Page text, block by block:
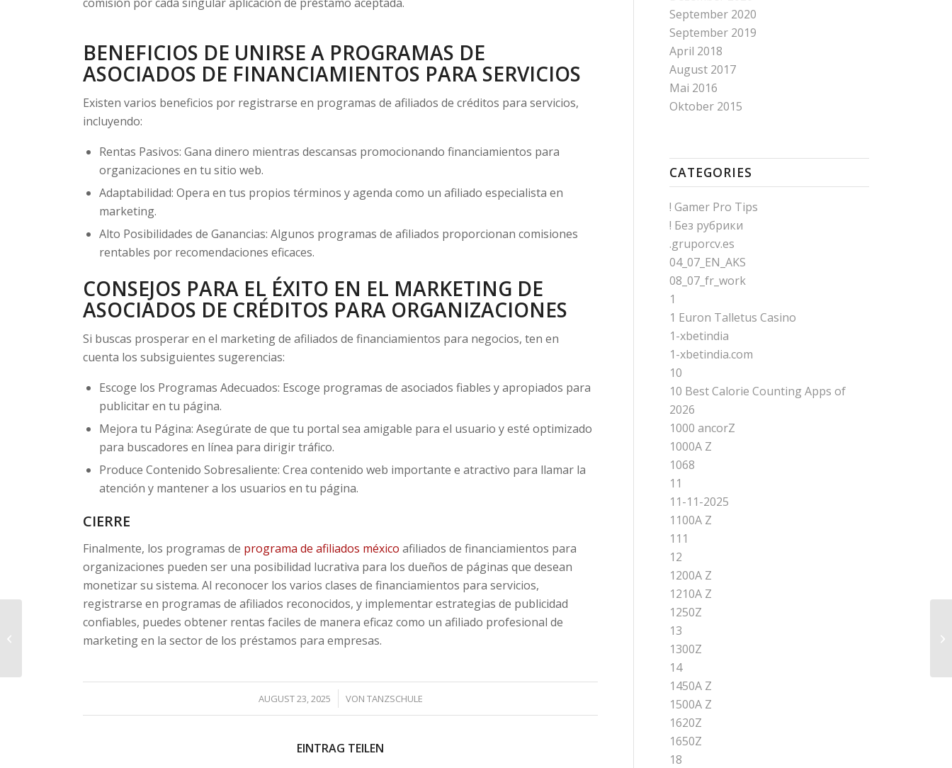
BENEFICIOS DE UNIRSE A PROGRAMAS DE
ASOCIADOS DE FINANCIAMIENTOS PARA SERVICIOS
Existen varios beneficios por registrarse en programas de afiliados de créditos para servicios,
incluyendo:
Rentas Pasivos: Gana dinero mientras descansas promocionando financiamientos para
organizaciones en tu sitio web.
Adaptabilidad: Opera en tus propios términos y agenda como un afiliado especialista en
marketing.
Alto Posibilidades de Ganancias: Algunos programas de afiliados proporcionan comisiones
rentables por recomendaciones eficaces.
CONSEJOS PARA EL ÉXITO EN EL MARKETING DE
ASOCIADOS DE CRÉDITOS PARA ORGANIZACIONES
Si buscas prosperar en el marketing de afiliados de financiamientos para negocios, ten en
cuenta los subsiguientes sugerencias:
Escoge los Programas Adecuados: Escoge programas de asociados fiables y apropiados para
publicitar en tu página.
Mejora tu Página: Asegúrate de que tu portal sea amigable para el usuario y esté optimizado
para buscadores en línea para dirigir tráfico.
Produce Contenido Sobresaliente: Crea contenido web importante e atractivo para llamar la
atención y mantener a los usuarios en tu página.
CIERRE
Finalmente, los programas de programa de afiliados méxico afiliados de financiamientos para
organizaciones pueden ser una posibilidad lucrativa para los dueños de páginas que desean
monetizar su sistema. Al reconocer los varios clases de financiamientos para servicios,
registrarse en programas de afiliados reconocidos, y implementar estrategias de publicidad
confiables, puedes obtener rentas faciles de manera eficaz como un afiliado profesional de
marketing en la sector de los préstamos para empresas.
AUGUST 23, 2025
/ VON TANZSCHULE
EINTRAG TEILEN
September 2020
September 2019
April 2018
August 2017
Mai 2016
Oktober 2015
CATEGORIES
! Gamer Pro Tips
! Без рубрики
.gruporcv.es
04_07_EN_AKS
08_07_fr_work
1
1 Euron Talletus Casino
1-xbetindia
1-xbetindia.com
10
10 Best Calorie Counting Apps of
2026
1000 ancorZ
1000A Z
1068
11
11-11-2025
1100A Z
111
12
1200A Z
1210A Z
1250Z
13
1300Z
14
1450A Z
1500A Z
1620Z
1650Z
18
Play Roulette Free: A
Comprehensive Guide